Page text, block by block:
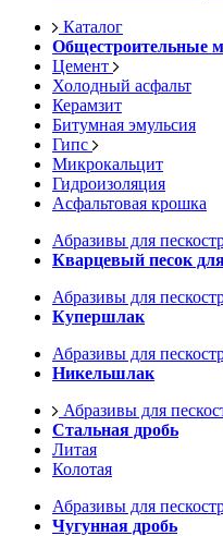
Каталог
Общестроительные
Цемент
Холодный асфальт
Керамзит
Битумная эмульсия
Гипс
Микрокальцит
Гидроизоляция
Асфальтовая крошка
Абразивы для
Кварцевый песок
Абразивы для
Купершлак
Абразивы для
Никельшлак
Абразивы для
Стальная дробь
Литая
Колотая
Абразивы для
Чугунная дробь